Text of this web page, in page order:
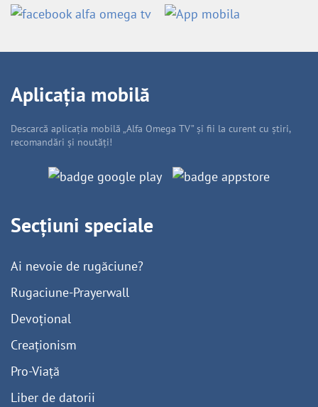
Aplicația mobilă
Descarcă aplicația mobilă „Alfa Omega TV” și fii la curent cu știri,
recomandări și noutăți!
Secțiuni speciale
Ai nevoie de rugăciune?
Rugaciune-Prayerwall
Devoțional
Creaționism
Pro-Viață
Liber de datorii